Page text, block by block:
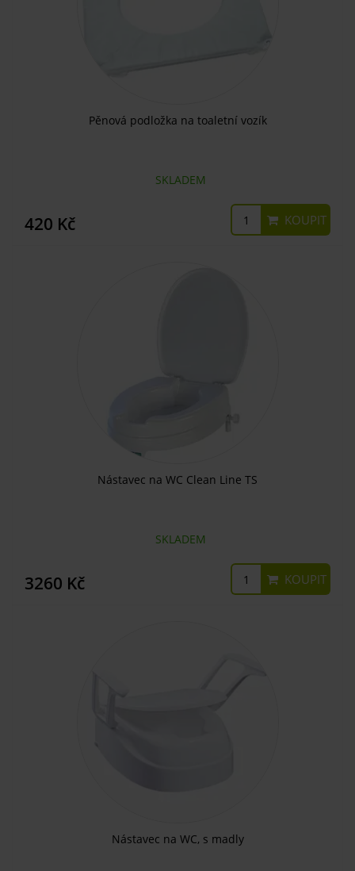
Pěnová podložka na toaletní vozík
SKLADEM
420 Kč KOUPIT
Nástavec na WC Clean Line TS
SKLADEM
3260 Kč KOUPIT
Nástavec na WC, s madly